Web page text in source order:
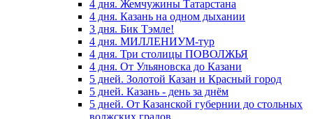
4 дня. Жемчужины Татарстана
4 дня. Казань на одном дыхании
3 дня. Бик Тэмле!
4 дня. МИЛЛЕНИУМ-тур
4 дня. Три столицы ПОВОЛЖЬЯ
4 дня. От Ульяновска до Казани
5 дней. Золотой Казан и Красный город
5 дней. Казань - день за днём
5 дней. От Казанской губернии до стольных
волжских градов